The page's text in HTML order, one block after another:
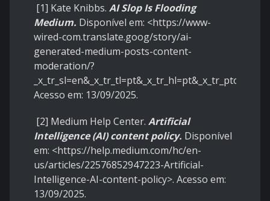
[1] Kate Knibbs. AI Slop Is Flooding
Medium. Disponível em: <https://www-
wired-com.translate.goog/story/ai-
generated-medium-posts-content-
moderation/?
_x_tr_sl=en&_x_tr_tl=pt&_x_tr_hl=pt&_x_tr_pto=tc
Acesso em: 13/09/2025.
[2] Medium Help Center. Artificial
Intelligence (AI) content policy. Disponível
em: <https://help.medium.com/hc/en-
us/articles/22576852947223-Artificial-
Intelligence-AI-content-policy>. Acesso em:
13/09/2025.